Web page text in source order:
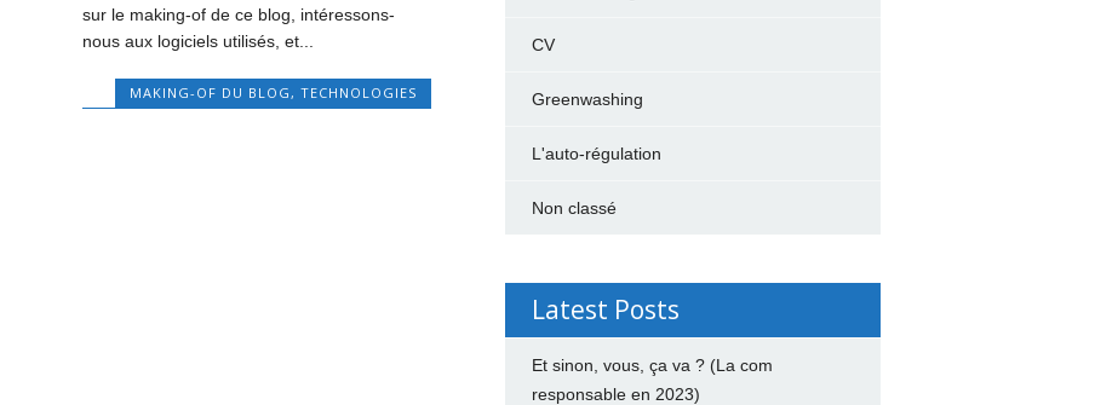
sur le making-of de ce blog, intéressons-
nous aux logiciels utilisés, et...
MAKING-OF DU BLOG , TECHNOLOGIES
CV
Greenwashing
L'auto-régulation
Non classé
Latest Posts
Et sinon, vous, ça va ? (La com
responsable en 2023)